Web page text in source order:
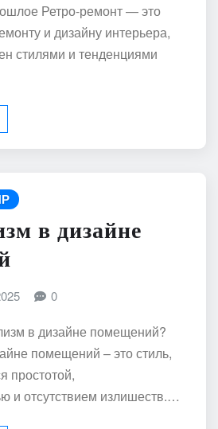
Ретро-ремонт — это
и дизайну интерьера,
стилями и тенденциями
в дизайне
0
в дизайне помещений?
помещений – это стиль,
простотой,
и отсутствием излишеств.…